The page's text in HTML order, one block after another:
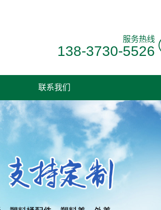
服务热线
138-3730-5526
联系我们